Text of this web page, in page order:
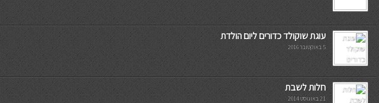
עוגת שוקולד כדורים ליום הולדת
5 באוקטובר 2016
חלות לשבת
21 באוגוסט 2014